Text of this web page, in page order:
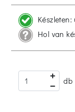
Készleten:
Hol van
db